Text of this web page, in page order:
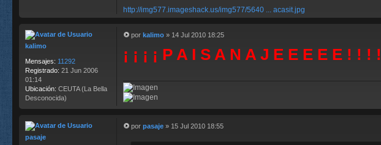
http://img577.imageshack.us/img577/5640 ... acasit.jpg
kalimo
Mensajes: 11292
Registrado: 21 Jun 2006
01:14
Ubicación: CEUTA (La Bella
Desconocida)
j
e
por kalimo » 14 Jul 2010 18:25
¡ ¡ ¡ ¡ P A I S A N A J E E E E E ! ! ! !
pasaje
por pasaje » 15 Jul 2010 18:55